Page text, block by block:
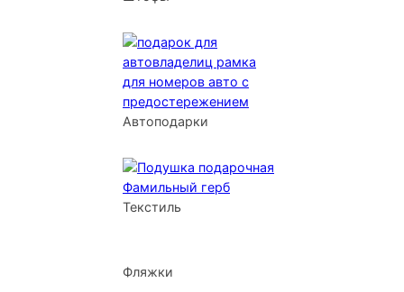
Автоподарки
Текстиль
Фляжки